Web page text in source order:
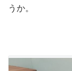
うか。